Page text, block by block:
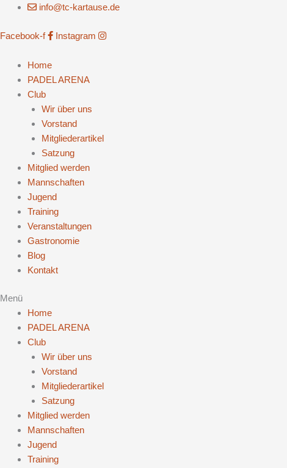
springen
info@tc-kartause.de
Facebook-f Instagram
Home
PADEL ARENA
Club
Wir über uns
Vorstand
Mitgliederartikel
Satzung
Mitglied werden
Mannschaften
Jugend
Training
Veranstaltungen
Gastronomie
Blog
Kontakt
Menü
Home
PADEL ARENA
Club
Wir über uns
Vorstand
Mitgliederartikel
Satzung
Mitglied werden
Mannschaften
Jugend
Training